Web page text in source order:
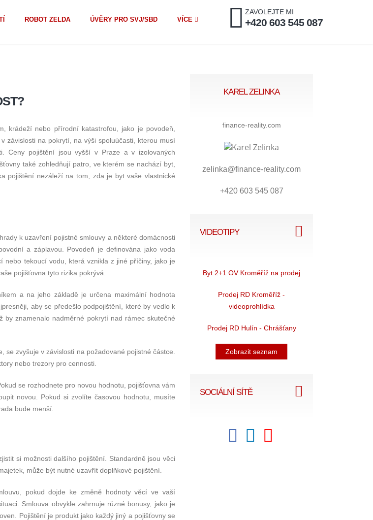
ZAVOLEJTE MI
+420 603 545 087
ROBOT ZELDA ÚVĚRY PRO SVJ/SBD VÍCE
krádeží nebo přírodní katastrofou, jako je povodeň,
závislosti na pokrytí, na výši spoluúčasti, kterou musí
Ceny pojištění jsou vyšší v Praze a v izolovaných
také zohledňují patro, ve kterém se nachází byt,
pojištění nezáleží na tom, zda je byt vaše vlastnické
k uzavření pojistné smlouvy a některé domácnosti
a záplavou. Povodeň je definována jako voda
tekoucí vodu, která vznikla z jiné příčiny, jako je
pojišťovna tyto rizika pokrývá.
a na jeho základě je určena maximální hodnota
aby se předešlo podpojištění, které by vedlo k
by znamenalo nadměrné pokrytí nad rámec skutečné
zvyšuje v závislosti na požadované pojistné částce.
nebo trezory pro cennosti.
se rozhodnete pro novou hodnotu, pojišťovna vám
novou. Pokud si zvolíte časovou hodnotu, musíte
bude menší.
si možnosti dalšího pojištění. Standardně jsou věci
může být nutné uzavřít doplňkové pojištění.
pokud dojde ke změně hodnoty věcí ve vaší
Smlouva obvykle zahrnuje různé bonusy, jako je
Pojištění je produkt jako každý jiný a pojišťovny se
KAREL ZELINKA
finance-reality.com
zelinka@finance-reality.com
+420 603 545 087
VIDEOTIPY
Byt 2+1 OV Kroměříž na prodej
Prodej RD Kroměříž -
videoprohlídka
Prodej RD Hulín - Chrášťany
Zobrazit seznam
SOCIÁLNÍ SÍTĚ